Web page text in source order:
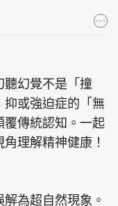
東Touch
聽幻覺不是「撞
抑或強迫症的「無
覆傳統認知。一起
理解精神健康！
為超自然現象。